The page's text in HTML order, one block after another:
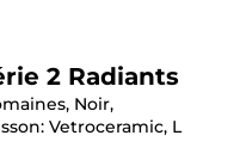
2 Radiants
Noir,
Vetroceramic, L